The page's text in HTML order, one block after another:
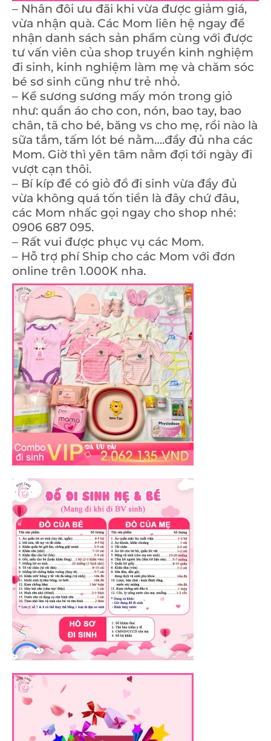
– Nhân đôi ưu đãi khi vừa được giảm giá,
vừa nhận quà. Các Mom liên hệ ngay để
nhận danh sách sản phẩm cùng với được
tư vấn viên của shop truyền kinh nghiệm
đi sinh, kinh nghiệm làm mẹ và chăm sóc
bé sơ sinh cũng như trẻ nhỏ.
– Kể sương sương mấy món trong giỏ
như: quần áo cho con, nón, bao tay, bao
chân, tã cho bé, băng vs cho mẹ, rồi nào là
sữa tắm, tấm lót bé nằm….đầy đủ nha các
Mom. Giờ thì yên tâm nằm đợi tới ngày đi
vượt cạn thôi.
– Bí kíp để có giỏ đồ đi sinh vừa đầy đủ
vừa không quá tốn tiền là đây chứ đâu,
các Mom nhấc gọi ngay cho shop nhé:
0906 687 095.
– Rất vui được phục vụ các Mom.
– Hỗ trợ phí Ship cho các Mom với đơn
online trên 1.000K nha.